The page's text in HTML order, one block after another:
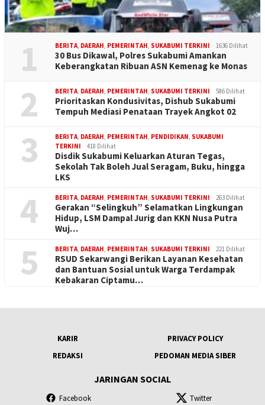
1 BERITA, DAERAH, PEMERINTAH, SUKABUMI TERKINI 1636 Dilihat
30 Bus Dikawal, Polres Sukabumi Amankan
Keberangkatan Ribuan ASN Kemenag ke Monas
2 BERITA, DAERAH, PEMERINTAH, SUKABUMI TERKINI 586 Dilihat
Prioritaskan Kondusivitas, Dishub Sukabumi
Tempuh Mediasi Penataan Trayek Angkot 02
3 BERITA, DAERAH, PEMERINTAH, PENDIDIKAN, SUKABUMI
TERKINI
418 Dilihat
Disdik Sukabumi Keluarkan Aturan Tegas,
Sekolah Tak Boleh Jual Seragam, Buku, hingga
LKS
4 BERITA, DAERAH, PEMERINTAH, SUKABUMI TERKINI 263 Dilihat
Gerakan “Selingkuh” Selamatkan Lingkungan
Hidup, LSM Dampal Jurig dan KKN Nusa Putra
Wuj…
5 BERITA, DAERAH, PEMERINTAH, SUKABUMI TERKINI 221 Dilihat
RSUD Sekarwangi Berikan Layanan Kesehatan
dan Bantuan Sosial untuk Warga Terdampak
Kebakaran Ciptamu…
KARIR
PRIVACY POLICY
REDAKSI
PEDOMAN MEDIA SIBER
JARINGAN SOCIAL
Facebook Twitter